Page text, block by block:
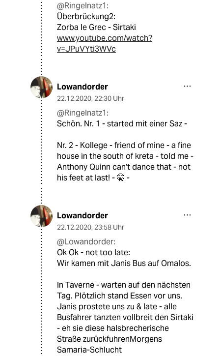
@Ringelnatz1:
Überbrückung2:
Zorba le Grec - Sirtaki
www.youtube.com/watch?
v=JPuVYti3WVc
Lowandorder
22.12.2020, 22:30 Uhr
@Ringelnatz1:
Schön. Nr. 1 - started mit einer Saz -
Nr. 2 - Kollege - friend of mine - a fine
house in the south of kreta - told me -
Anthony Quinn can‘t dance that - not
his feet at last! - 🤫 -
Lowandorder
22.12.2020, 23:58 Uhr
@Lowandorder:
Ok Ok - not too late:
Wir kamen mit Janis Bus auf Omalos.
In Taverne - warten auf den nächsten
Tag. Plötzlich stand Essen vor uns.
Janis prostete uns zu & late - alle
Busfahrer tanzten vollbreit den Sirtaki
- eh sie diese halsbrecherische
Straße zurückfuhrenMorgens
Samaria-Schlucht